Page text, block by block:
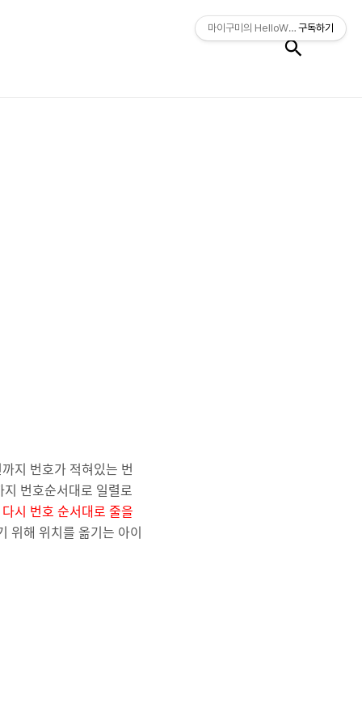
검색
지 번호가 적혀있는 번
번호순서대로 일렬로
다시 번호 순서대로 줄을
위해 위치를 옮기는 아이
마이구미의 HelloWorld구독하기